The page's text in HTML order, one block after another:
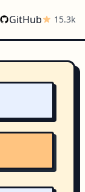
GitHub 15.3k